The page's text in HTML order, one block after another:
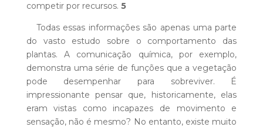
competir por recursos. 5
Todas essas informações são apenas uma parte
do vasto estudo sobre o comportamento das
plantas. A comunicação química, por exemplo,
demonstra uma série de funções que a vegetação
pode desempenhar para sobreviver. É
impressionante pensar que, historicamente, elas
eram vistas como incapazes de movimento e
sensação, não é mesmo? No entanto, existe muito